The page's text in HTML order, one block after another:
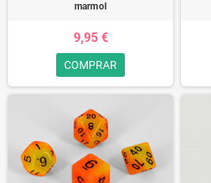
marmol
9,95 €
COMPRAR